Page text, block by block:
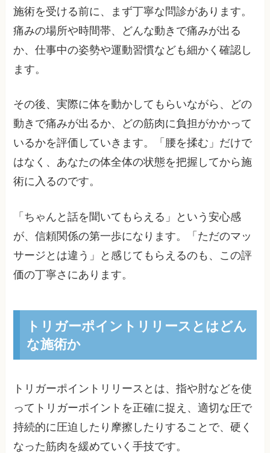
施術を受ける前に、まず丁寧な問診があります。
痛みの場所や時間帯、どんな動きで痛みが出る
か、仕事中の姿勢や運動習慣なども細かく確認し
ます。
その後、実際に体を動かしてもらいながら、どの
動きで痛みが出るか、どの筋肉に負担がかかって
いるかを評価していきます。「腰を揉む」だけで
はなく、あなたの体全体の状態を把握してから施
術に入るのです。
「ちゃんと話を聞いてもらえる」という安心感
が、信頼関係の第一歩になります。「ただのマッ
サージとは違う」と感じてもらえるのも、この評
価の丁寧さにあります。
トリガーポイントリリースとはどん
な施術か
トリガーポイントリリースとは、指や肘などを使
ってトリガーポイントを正確に捉え、適切な圧で
持続的に圧迫したり摩擦したりすることで、硬く
なった筋肉を緩めていく手技です。